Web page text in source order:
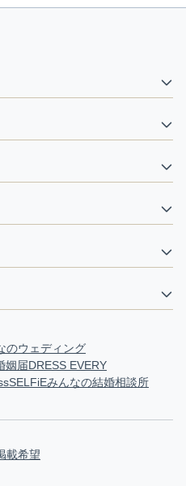
のウェディング
姻届DRESS EVERY
SELFiEみんなの結婚相談所
載希望